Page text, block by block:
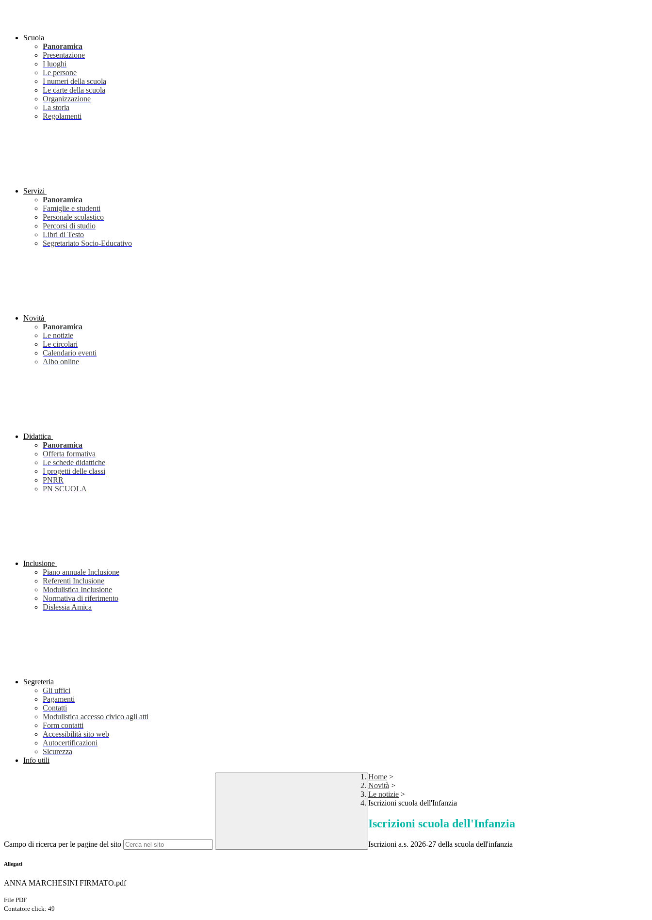
Scuola
Panoramica
Presentazione
I luoghi
Le persone
I numeri della scuola
Le carte della scuola
Organizzazione
La storia
Regolamenti
Servizi
Panoramica
Famiglie e studenti
Personale scolastico
Percorsi di studio
Libri di Testo
Segretariato Socio-Educativo
Novità
Panoramica
Le notizie
Le circolari
Calendario eventi
Albo online
Didattica
Panoramica
Offerta formativa
Le schede didattiche
I progetti delle classi
PNRR
PN SCUOLA
Inclusione
Piano annuale Inclusione
Referenti Inclusione
Modulistica Inclusione
Normativa di riferimento
Dislessia Amica
Segreteria
Gli uffici
Pagamenti
Contatti
Modulistica accesso civico agli atti
Form contatti
Accessibilità sito web
Autocertificazioni
Sicurezza
Info utili
Campo di ricerca per le pagine del sito
Home >
Novità >
Le notizie >
Iscrizioni scuola dell'Infanzia
Iscrizioni scuola dell'Infanzia
Iscrizioni a.s. 2026-27 della scuola dell'infanzia
Allegati
ANNA MARCHESINI FIRMATO.pdf
File PDF
Contatore click: 49